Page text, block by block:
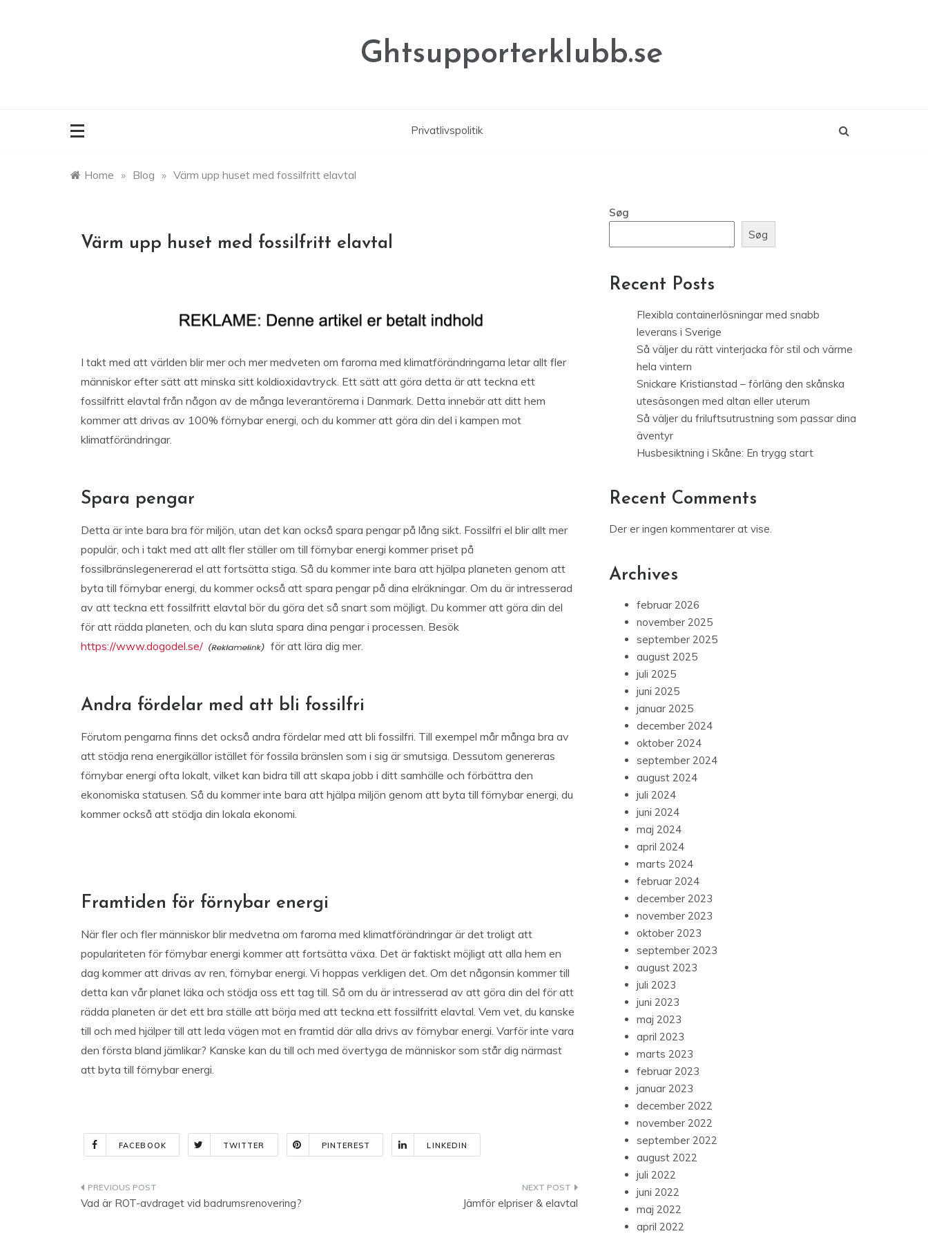
Ghtsupporterklubb.se
Privatlivspolitik
Home » Blog » Värm upp huset med fossilfritt elavtal
Värm upp huset med fossilfritt elavtal
I takt med att världen blir mer och mer medveten om farorna med klimatförändringarna letar allt fler
människor efter sätt att minska sitt koldioxidavtryck. Ett sätt att göra detta är att teckna ett
fossilfritt elavtal från någon av de många leverantörerna i Danmark. Detta innebär att ditt hem
kommer att drivas av 100% förnybar energi, och du kommer att göra din del i kampen mot
klimatförändringar.
Spara pengar
Detta är inte bara bra för miljön, utan det kan också spara pengar på lång sikt. Fossilfri el blir allt mer
populär, och i takt med att allt fler ställer om till förnybar energi kommer priset på
fossilbränslegenererad el att fortsätta stiga. Så du kommer inte bara att hjälpa planeten genom att
byta till förnybar energi, du kommer också att spara pengar på dina elräkningar. Om du är intresserad
av att teckna ett fossilfritt elavtal bör du göra det så snart som möjligt. Du kommer att göra din del
för att rädda planeten, och du kan sluta spara dina pengar i processen. Besök
https://www.dogodel.se/
för att lära dig mer.
Andra fördelar med att bli fossilfri
Förutom pengarna finns det också andra fördelar med att bli fossilfri. Till exempel mår många bra av
att stödja rena energikällor istället för fossila bränslen som i sig är smutsiga. Dessutom genereras
förnybar energi ofta lokalt, vilket kan bidra till att skapa jobb i ditt samhälle och förbättra den
ekonomiska statusen. Så du kommer inte bara att hjälpa miljön genom att byta till förnybar energi, du
kommer också att stödja din lokala ekonomi.
Framtiden för förnybar energi
När fler och fler människor blir medvetna om farorna med klimatförändringar är det troligt att
populariteten för förnybar energi kommer att fortsätta växa. Det är faktiskt möjligt att alla hem en
dag kommer att drivas av ren, förnybar energi. Vi hoppas verkligen det. Om det någonsin kommer till
detta kan vår planet läka och stödja oss ett tag till. Så om du är intresserad av att göra din del för att
rädda planeten är det ett bra ställe att börja med att teckna ett fossilfritt elavtal. Vem vet, du kanske
till och med hjälper till att leda vägen mot en framtid där alla drivs av förnybar energi. Varför inte vara
den första bland jämlikar? Kanske kan du till och med övertyga de människor som står dig närmast
att byta till förnybar energi.
FACEBOOK TWITTER PINTEREST LINKEDIN
Indlægsnavigation
Vad är ROT-avdraget vid badrumsrenovering? Jämför elpriser & elavtal
Søg
Søg
Recent Posts
Flexibla containerlösningar med snabb
leverans i Sverige
Så väljer du rätt vinterjacka för stil och värme
hela vintern
Snickare Kristianstad – förläng den skånska
utesäsongen med altan eller uterum
Så väljer du friluftsutrustning som passar dina
äventyr
Husbesiktning i Skåne: En trygg start
Recent Comments
Der er ingen kommentarer at vise.
Archives
februar 2026
november 2025
september 2025
august 2025
juli 2025
juni 2025
januar 2025
december 2024
oktober 2024
september 2024
august 2024
juli 2024
juni 2024
maj 2024
april 2024
marts 2024
februar 2024
december 2023
november 2023
oktober 2023
september 2023
august 2023
juli 2023
juni 2023
maj 2023
april 2023
marts 2023
februar 2023
januar 2023
december 2022
november 2022
september 2022
august 2022
juli 2022
juni 2022
maj 2022
april 2022